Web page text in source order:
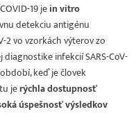
19 jein vitro
detekciu antigénu
2 vo vzorkách výterov zo
infekcií SARS-CoV-
keď je človek
jerýchla dostupnosť
úspešnosť výsledkov